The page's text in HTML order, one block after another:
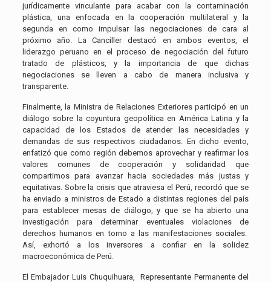
jurídicamente vinculante para acabar con la contaminación
plástica, una enfocada en la cooperación multilateral y la
segunda en como impulsar las negociaciones de cara al
próximo año. La Canciller destacó en ambos eventos, el
liderazgo peruano en el proceso de negociación del futuro
tratado de plásticos, y la importancia de que dichas
negociaciones se lleven a cabo de manera inclusiva y
transparente.
Finalmente, la Ministra de Relaciones Exteriores participó en un
diálogo sobre la coyuntura geopolítica en América Latina y la
capacidad de los Estados de atender las necesidades y
demandas de sus respectivos ciudadanos. En dicho evento,
enfatizó que como región debemos aprovechar y reafirmar los
valores comunes de cooperación y solidaridad que
compartimos para avanzar hacia sociedades más justas y
equitativas. Sobre la crisis que atraviesa el Perú, recordó que se
ha enviado a ministros de Estado a distintas regiones del país
para establecer mesas de diálogo, y que se ha abierto una
investigación para determinar eventuales violaciones de
derechos humanos en torno a las manifestaciones sociales.
Así, exhortó a los inversores a confiar en la solidez
macroeconómica de Perú.
El Embajador Luis Chuquihuara, Representante Permanente del